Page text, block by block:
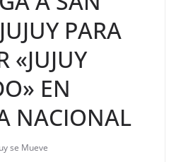
PARA
«JUJUY
EN
NACIONAL
se Mueve